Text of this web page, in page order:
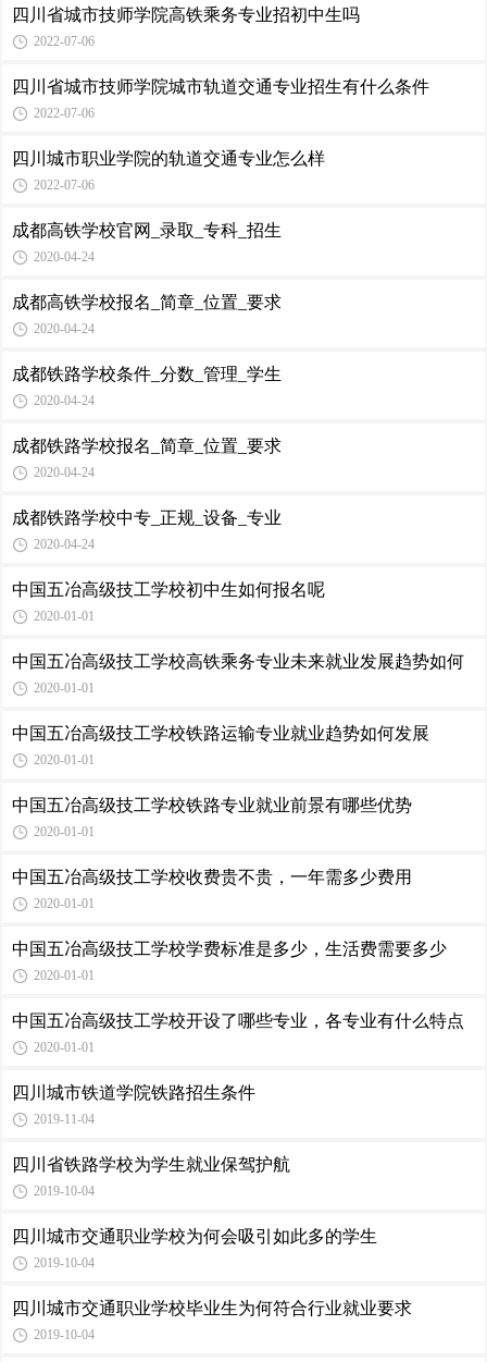
四川省城市技师学院高铁乘务专业招初中生吗
2022-07-06
四川省城市技师学院城市轨道交通专业招生有什么条件
2022-07-06
四川城市职业学院的轨道交通专业怎么样
2022-07-06
成都高铁学校官网_录取_专科_招生
2020-04-24
成都高铁学校报名_简章_位置_要求
2020-04-24
成都铁路学校条件_分数_管理_学生
2020-04-24
成都铁路学校报名_简章_位置_要求
2020-04-24
成都铁路学校中专_正规_设备_专业
2020-04-24
中国五冶高级技工学校初中生如何报名呢
2020-01-01
中国五冶高级技工学校高铁乘务专业未来就业发展趋势如何
2020-01-01
中国五冶高级技工学校铁路运输专业就业趋势如何发展
2020-01-01
中国五冶高级技工学校铁路专业就业前景有哪些优势
2020-01-01
中国五冶高级技工学校收费贵不贵，一年需多少费用
2020-01-01
中国五冶高级技工学校学费标准是多少，生活费需要多少
2020-01-01
中国五冶高级技工学校开设了哪些专业，各专业有什么特点
2020-01-01
四川城市铁道学院铁路招生条件
2019-11-04
四川省铁路学校为学生就业保驾护航
2019-10-04
四川城市交通职业学校为何会吸引如此多的学生
2019-10-04
四川城市交通职业学校毕业生为何符合行业就业要求
2019-10-04